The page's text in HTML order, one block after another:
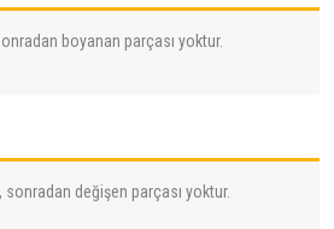
boyanan parçası yoktur.
sonradan değişen parçası yoktur.